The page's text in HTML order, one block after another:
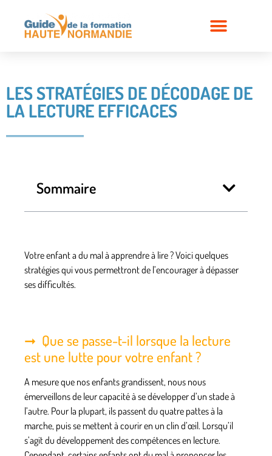
LES STRATÉGIES DE DÉCODAGE DE
LA LECTURE EFFICACES
Sommaire
Votre enfant a du mal à apprendre à lire ? Voici quelques
stratégies qui vous permettront de l’encourager à dépasser
ses difficultés.
Que se passe-t-il lorsque la lecture
est une lutte pour votre enfant ?
A mesure que nos enfants grandissent, nous nous
émerveillons de leur capacité à se développer d’un stade à
l’autre. Pour la plupart, ils passent du quatre pattes à la
marche, puis se mettent à courir en un clin d’œil. Lorsqu’il
s’agit du développement des compétences en lecture.